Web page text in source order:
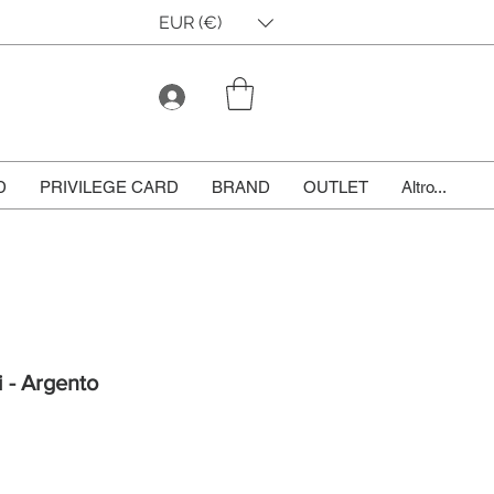
EUR (€)
PRIVILEGE CARD BRAND OUTLET Altro...
- Argento